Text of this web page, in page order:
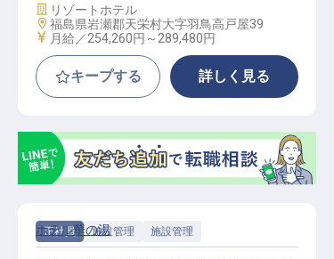
施設業態
リゾートホテル
勤務地
福島県岩瀬郡天栄村大字羽鳥高戸屋39
給与
月給／254,260円～ 289,480円
キープする 詳しく見る
正社員 施設管理 施設管理
ホテル華の湯